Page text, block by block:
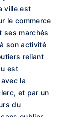
ville est
le commerce
ses marchés
son activité
reliant
est
la
et par un
du